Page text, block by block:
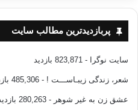
پربازدیدترین مطالب سایت
سایت نوگرا - 823,871 بازدید
شعر، زندگی زیبـاســـت ! - 485,306 بازدید
عشق زن به غیر شوهر - 280,263 بازدید